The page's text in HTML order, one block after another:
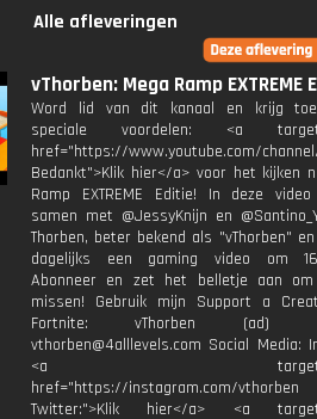
Alle afleveringen
vThorben: Mega Ramp EXTREME
Word lid van dit kanaal en krijg
speciale voordelen: <a
href="https://www.youtube.com/channel/
Bedankt">Klik hier</a> voor het kijken
Ramp EXTREME Editie! In deze
samen met @JessyKnijn en
Thorben, beter bekend als "vThorben"
dagelijks een gaming video om
Abonneer en zet het belletje aan
missen! Gebruik mijn Support a
Fortnite: vThorben (ad)
vthorben@4alllevels.com Social Media:
<a
href="https://instagram.com/vthorben
Twitter:">Klik hier</a> <a